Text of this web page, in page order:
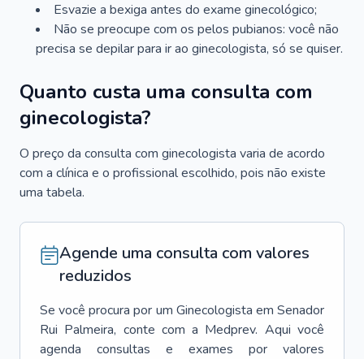
Esvazie a bexiga antes do exame ginecológico;
Não se preocupe com os pelos pubianos: você não
precisa se depilar para ir ao ginecologista, só se quiser.
Quanto custa uma consulta com
ginecologista?
O preço da consulta com ginecologista varia de acordo
com a clínica e o profissional escolhido, pois não existe
uma tabela.
Agende uma consulta com valores
reduzidos
Se você procura por um Ginecologista em Senador
Rui Palmeira, conte com a Medprev. Aqui você
agenda consultas e exames por valores